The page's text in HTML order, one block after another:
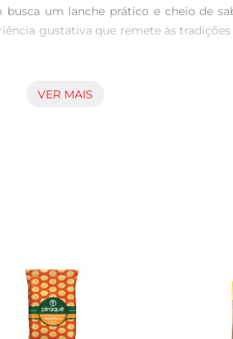
um lanche prático e cheio de
gustativa que remete às
uma combinação equilibrada de
a sua dieta, permitindo que você
VER MAIS